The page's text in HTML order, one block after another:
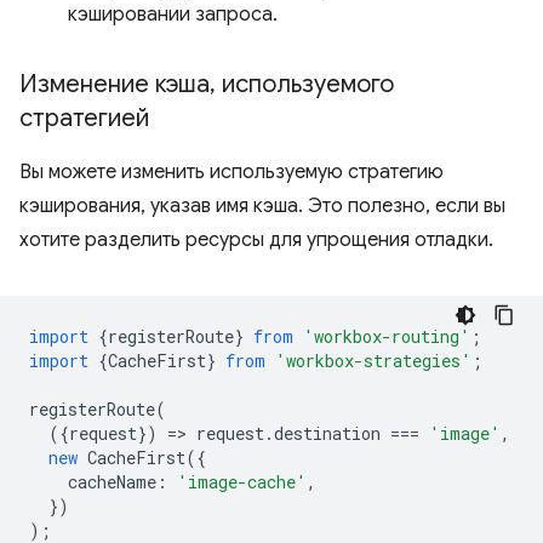
кэшировании запроса.
Изменение кэша, используемого
стратегией
Вы можете изменить используемую стратегию
кэширования, указав имя кэша. Это полезно, если вы
хотите разделить ресурсы для упрощения отладки.
import {registerRoute} from 'workbox-routing' ;
import {CacheFirst} from 'workbox-strategies' ;
registerRoute(
({request}) => request .destination === 'image' ,
new CacheFirst({
cacheName : 'image-cache' ,
})
);